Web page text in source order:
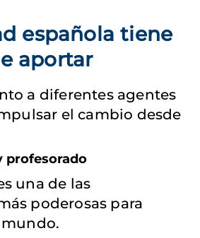
española tiene
aportar
a diferentes agentes
el cambio desde
profesorado
una de las
poderosas para